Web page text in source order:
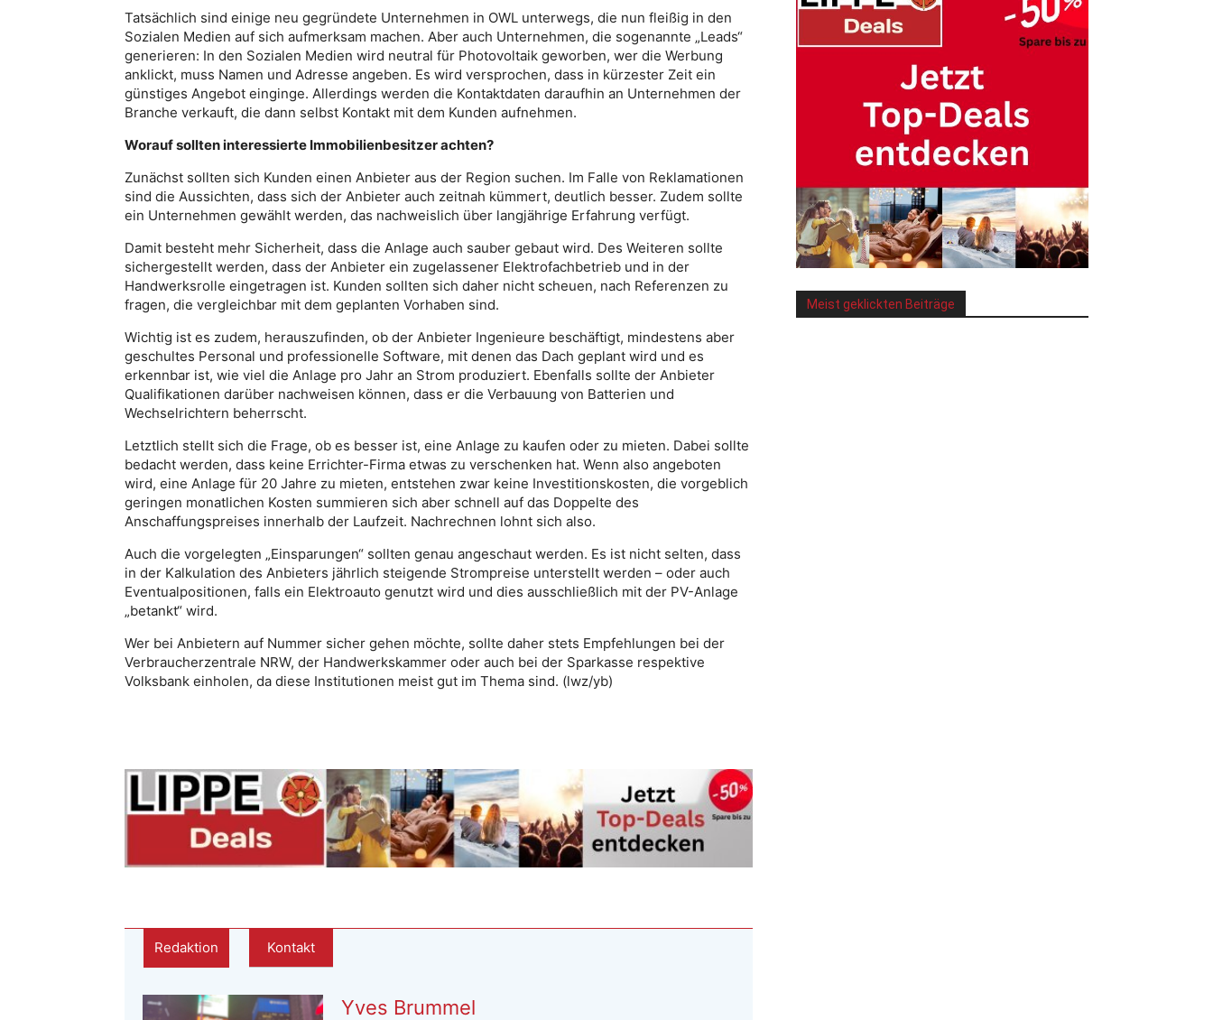
Tatsächlich sind einige neu gegründete Unternehmen in OWL unterwegs, die nun fleißig in den
Sozialen Medien auf sich aufmerksam machen. Aber auch Unternehmen, die sogenannte „Leads“
generieren: In den Sozialen Medien wird neutral für Photovoltaik geworben, wer die Werbung
anklickt, muss Namen und Adresse angeben. Es wird versprochen, dass in kürzester Zeit ein
günstiges Angebot einginge. Allerdings werden die Kontaktdaten daraufhin an Unternehmen der
Branche verkauft, die dann selbst Kontakt mit dem Kunden aufnehmen.
Worauf sollten interessierte Immobilienbesitzer achten?
Zunächst sollten sich Kunden einen Anbieter aus der Region suchen. Im Falle von Reklamationen
sind die Aussichten, dass sich der Anbieter auch zeitnah kümmert, deutlich besser. Zudem sollte
ein Unternehmen gewählt werden, das nachweislich über langjährige Erfahrung verfügt.
Damit besteht mehr Sicherheit, dass die Anlage auch sauber gebaut wird. Des Weiteren sollte
sichergestellt werden, dass der Anbieter ein zugelassener Elektrofachbetrieb und in der
Handwerksrolle eingetragen ist. Kunden sollten sich daher nicht scheuen, nach Referenzen zu
fragen, die vergleichbar mit dem geplanten Vorhaben sind.
Wichtig ist es zudem, herauszufinden, ob der Anbieter Ingenieure beschäftigt, mindestens aber
geschultes Personal und professionelle Software, mit denen das Dach geplant wird und es
erkennbar ist, wie viel die Anlage pro Jahr an Strom produziert. Ebenfalls sollte der Anbieter
Qualifikationen darüber nachweisen können, dass er die Verbauung von Batterien und
Wechselrichtern beherrscht.
Letztlich stellt sich die Frage, ob es besser ist, eine Anlage zu kaufen oder zu mieten. Dabei sollte
bedacht werden, dass keine Errichter-Firma etwas zu verschenken hat. Wenn also angeboten
wird, eine Anlage für 20 Jahre zu mieten, entstehen zwar keine Investitionskosten, die vorgeblich
geringen monatlichen Kosten summieren sich aber schnell auf das Doppelte des
Anschaffungspreises innerhalb der Laufzeit. Nachrechnen lohnt sich also.
Auch die vorgelegten „Einsparungen“ sollten genau angeschaut werden. Es ist nicht selten, dass
in der Kalkulation des Anbieters jährlich steigende Strompreise unterstellt werden – oder auch
Eventualpositionen, falls ein Elektroauto genutzt wird und dies ausschließlich mit der PV-Anlage
„betankt“ wird.
Wer bei Anbietern auf Nummer sicher gehen möchte, sollte daher stets Empfehlungen bei der
Verbraucherzentrale NRW, der Handwerkskammer oder auch bei der Sparkasse respektive
Volksbank einholen, da diese Institutionen meist gut im Thema sind. (lwz/yb)
Redaktion Kontakt
Yves Brummel
Meist geklickten Beiträge